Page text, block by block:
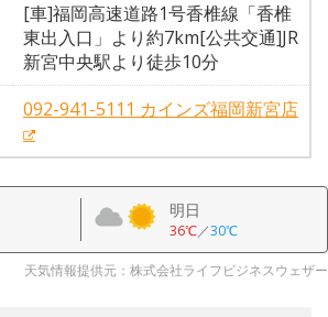
[車]福岡高速道路1号香椎線「香椎
東出入口」より約7km[公共交通]JR
新宮中央駅より徒歩10分
092-941-5111 カインズ福岡新宮店
明日
36℃／30℃
天気情報提供元：株式会社ライフビジネスウェザー